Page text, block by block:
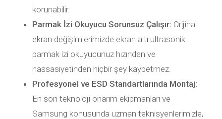
korunabilir.
Parmak İzi Okuyucu Sorunsuz Çalışır: Orijinal
ekran değişimlerimizde ekran altı ultrasonik
parmak izi okuyucunuz hızından ve
hassasiyetinden hiçbir şey kaybetmez.
Profesyonel ve ESD Standartlarında Montaj:
En son teknoloji onarım ekipmanları ve
Samsung konusunda uzman teknisyenlerimizle,